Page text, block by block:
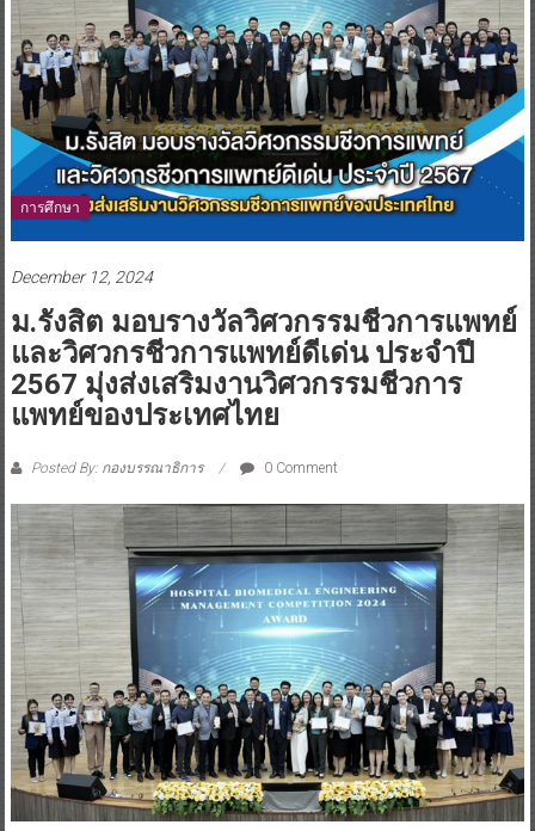
การศึกษา
December 12, 2024
ม.รังสิต มอบรางวัลวิศวกรรมชีวการแพทย์
และวิศวกรชีวการแพทย์ดีเด่น ประจำปี
2567 มุ่งส่งเสริมงานวิศวกรรมชีวการ
แพทย์ของประเทศไทย
Posted By: กองบรรณาธิการ 0 Comment